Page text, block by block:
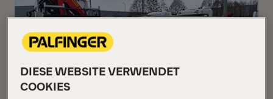
DIESE WEBSITE VERWENDET
COOKIES